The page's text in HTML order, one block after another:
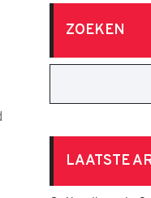
ZOEKEN
LAATSTE